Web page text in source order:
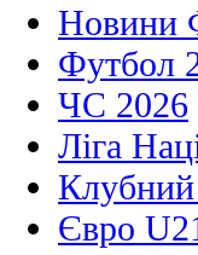
Новини
Футбол
ЧС 2026
Ліга
Клубний
Євро